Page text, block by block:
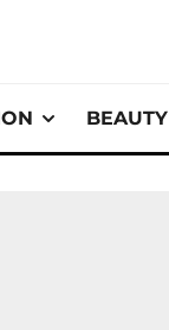
BEAUTY